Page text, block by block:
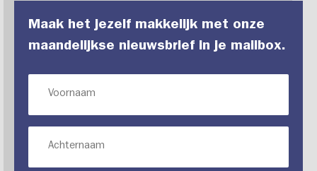
Maak het jezelf makkelijk met onze
maandelijkse nieuwsbrief in je mailbox.